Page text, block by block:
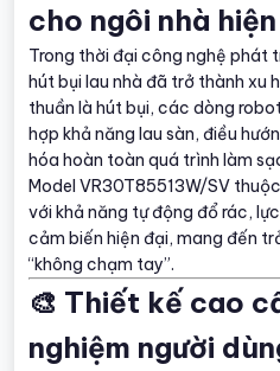
cho ngôi nhà
Trong thời đại công nghệ phát
hút bụi lau nhà đã trở thành xu
thuần là hút bụi, các dòng
hợp khả năng lau sàn, điều
hóa hoàn toàn quá trình làm
Model VR30T85513W/SV
với khả năng tự động đổ rác,
cảm biến hiện đại, mang đến
“không chạm tay”.
🎨 Thiết kế cao
nghiệm người